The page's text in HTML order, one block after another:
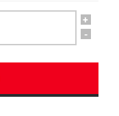
+
-